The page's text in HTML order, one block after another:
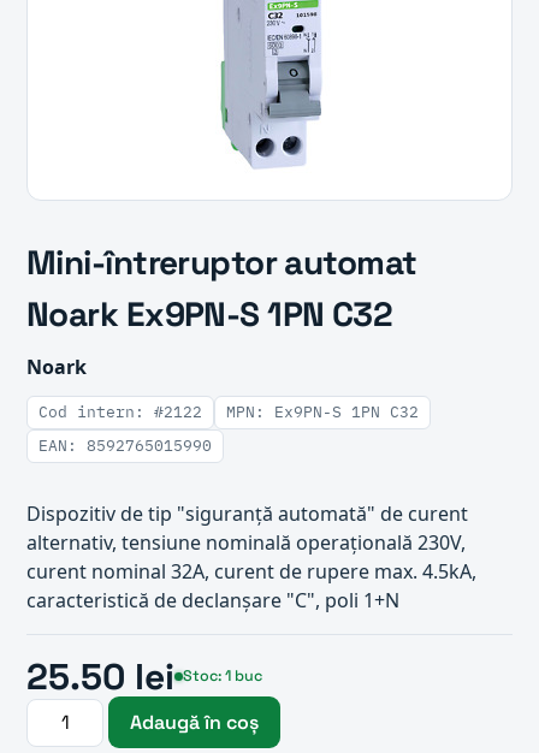
Mini-întreruptor automat
Noark Ex9PN-S 1PN C32
Noark
Cod intern: #2122
MPN: Ex9PN-S 1PN C32
EAN: 8592765015990
Dispozitiv de tip "siguranță automată" de curent
alternativ, tensiune nominală operațională 230V,
curent nominal 32A, curent de rupere max. 4.5kA,
caracteristică de declanșare "C", poli 1+N
25.50 lei Stoc: 1 buc
Adaugă în coș